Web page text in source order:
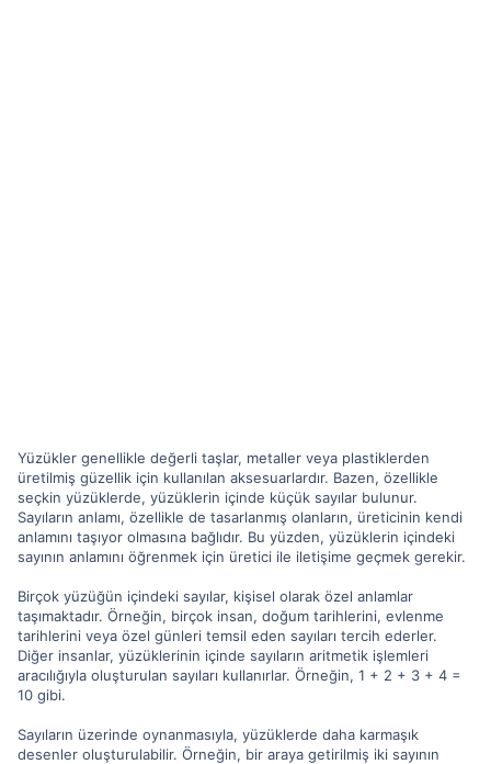
Yüzükler genellikle değerli taşlar, metaller veya plastiklerden
üretilmiş güzellik için kullanılan aksesuarlardır. Bazen, özellikle
seçkin yüzüklerde, yüzüklerin içinde küçük sayılar bulunur.
Sayıların anlamı, özellikle de tasarlanmış olanların, üreticinin kendi
anlamını taşıyor olmasına bağlıdır. Bu yüzden, yüzüklerin içindeki
sayının anlamını öğrenmek için üretici ile iletişime geçmek gerekir.
Birçok yüzüğün içindeki sayılar, kişisel olarak özel anlamlar
taşımaktadır. Örneğin, birçok insan, doğum tarihlerini, evlenme
tarihlerini veya özel günleri temsil eden sayıları tercih ederler.
Diğer insanlar, yüzüklerinin içinde sayıların aritmetik işlemleri
aracılığıyla oluşturulan sayıları kullanırlar. Örneğin, 1 + 2 + 3 + 4 =
10 gibi.
Sayıların üzerinde oynanmasıyla, yüzüklerde daha karmaşık
desenler oluşturulabilir. Örneğin, bir araya getirilmiş iki sayının